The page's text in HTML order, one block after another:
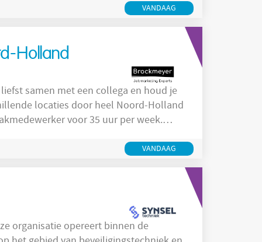
schoonmaakmedewerker. Ben jijVANDAAG
Holland
samen met een collega en houd je
locaties door heel Noord-Holland
voor 35 uur per week.
Geen dag hoeft daardoor
VANDAAG